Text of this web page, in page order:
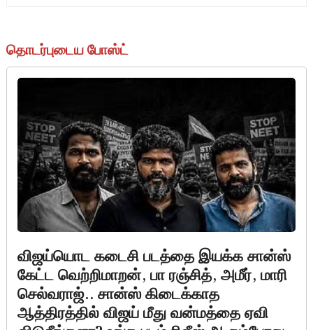
தொடர்புடைய போஸ்ட்
விஜய்யொட கடைசி படத்தை இயக்க சான்ஸ்
கேட்ட வெற்றிமாறன், பா ரஞ்சித், அமீர், மாரி
செல்வராஜ்.. சான்ஸ் கிடைக்காத
ஆத்திரத்தில் விஜய் மீது வன்மத்தை ஏவி